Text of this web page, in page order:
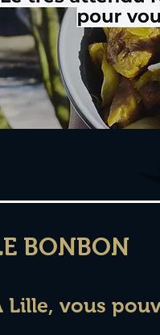
BONBON
Lille, vous